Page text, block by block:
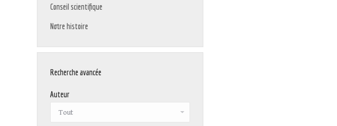
Conseil scientifique
Notre histoire
Recherche avancée
Auteur